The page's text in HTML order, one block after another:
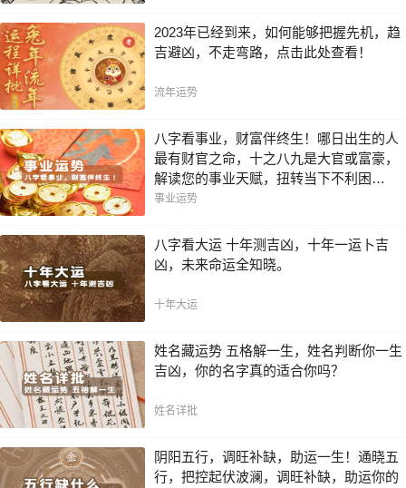
2023年已经到来，如何能够把握先机，趋
吉避凶，不走弯路，点击此处查看！
流年运势
八字看事业，财富伴终生！哪日出生的人
最有财官之命，十之八九是大官或富豪，
解读您的事业天赋，扭转当下不利困
局！！
事业运势
八字看大运 十年测吉凶，十年一运卜吉
凶，未来命运全知晓。
十年大运
姓名藏运势 五格解一生，姓名判断你一生
吉凶，你的名字真的适合你吗？
姓名详批
阴阳五行，调旺补缺，助运一生！通晓五
行，把控起伏波澜，调旺补缺，助运你的